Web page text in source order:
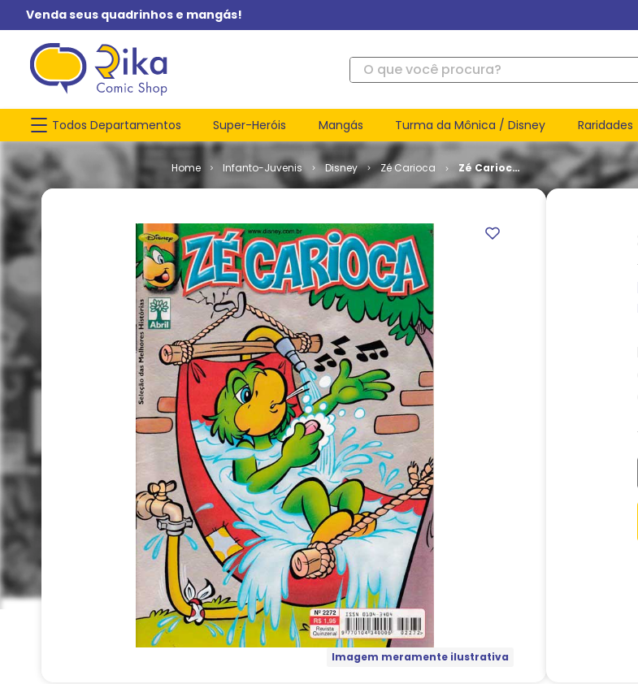
Venda seus quadrinhos e mangás!
O que você procura?
Todos Departamentos Super-Heróis Mangás Turma da Mônica / Disney Raridades
Infanto-Juvenis Disney Zé Carioca
Zé Carioca
# 2272
Imagem meramente ilustrativa